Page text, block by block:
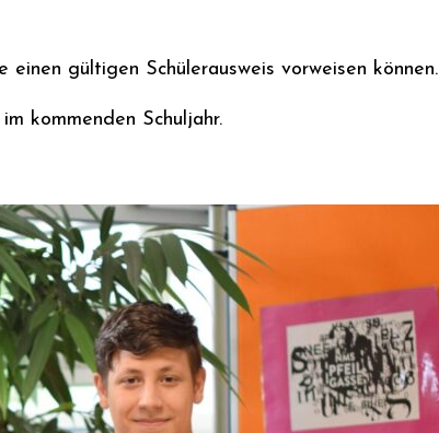
gültigen Schülerausweis vorweisen können.
kommenden Schuljahr.